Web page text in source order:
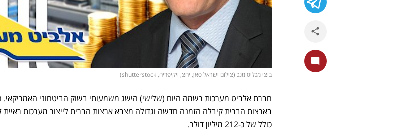
בוצי מכליס מנכ (צילום ישראל סאן, יחצ, ויקיפדיה, shutterstock)
חברת אלביט מערכות רשמה היום (שלישי) הישג משמעותי בשוק הביטחוני
בארצות הברית קיבלה הזמנה חדשה וגדולה מצבא ארצות הברית לייצור מערכות
כולל של כ-212 מיליון דולר.